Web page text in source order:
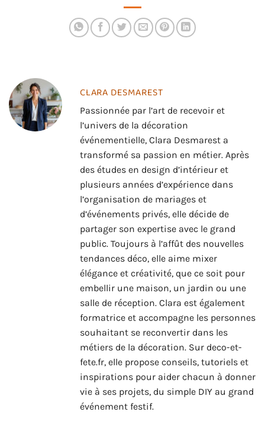
CLARA DESMAREST
Passionnée par l’art de recevoir et
l’univers de la décoration
événementielle, Clara Desmarest a
transformé sa passion en métier. Après
des études en design d’intérieur et
plusieurs années d’expérience dans
l’organisation de mariages et
d’événements privés, elle décide de
partager son expertise avec le grand
public. Toujours à l’affût des nouvelles
tendances déco, elle aime mixer
élégance et créativité, que ce soit pour
embellir une maison, un jardin ou une
salle de réception. Clara est également
formatrice et accompagne les personnes
souhaitant se reconvertir dans les
métiers de la décoration. Sur deco-et-
fete.fr, elle propose conseils, tutoriels et
inspirations pour aider chacun à donner
vie à ses projets, du simple DIY au grand
événement festif.